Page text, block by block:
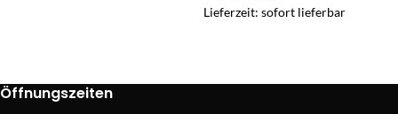
Lieferzeit: sofort lieferbar
Öffnungszeiten